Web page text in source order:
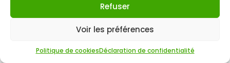
Refuser
Voir les préférences
Politique de cookiesDéclaration de confidentialité